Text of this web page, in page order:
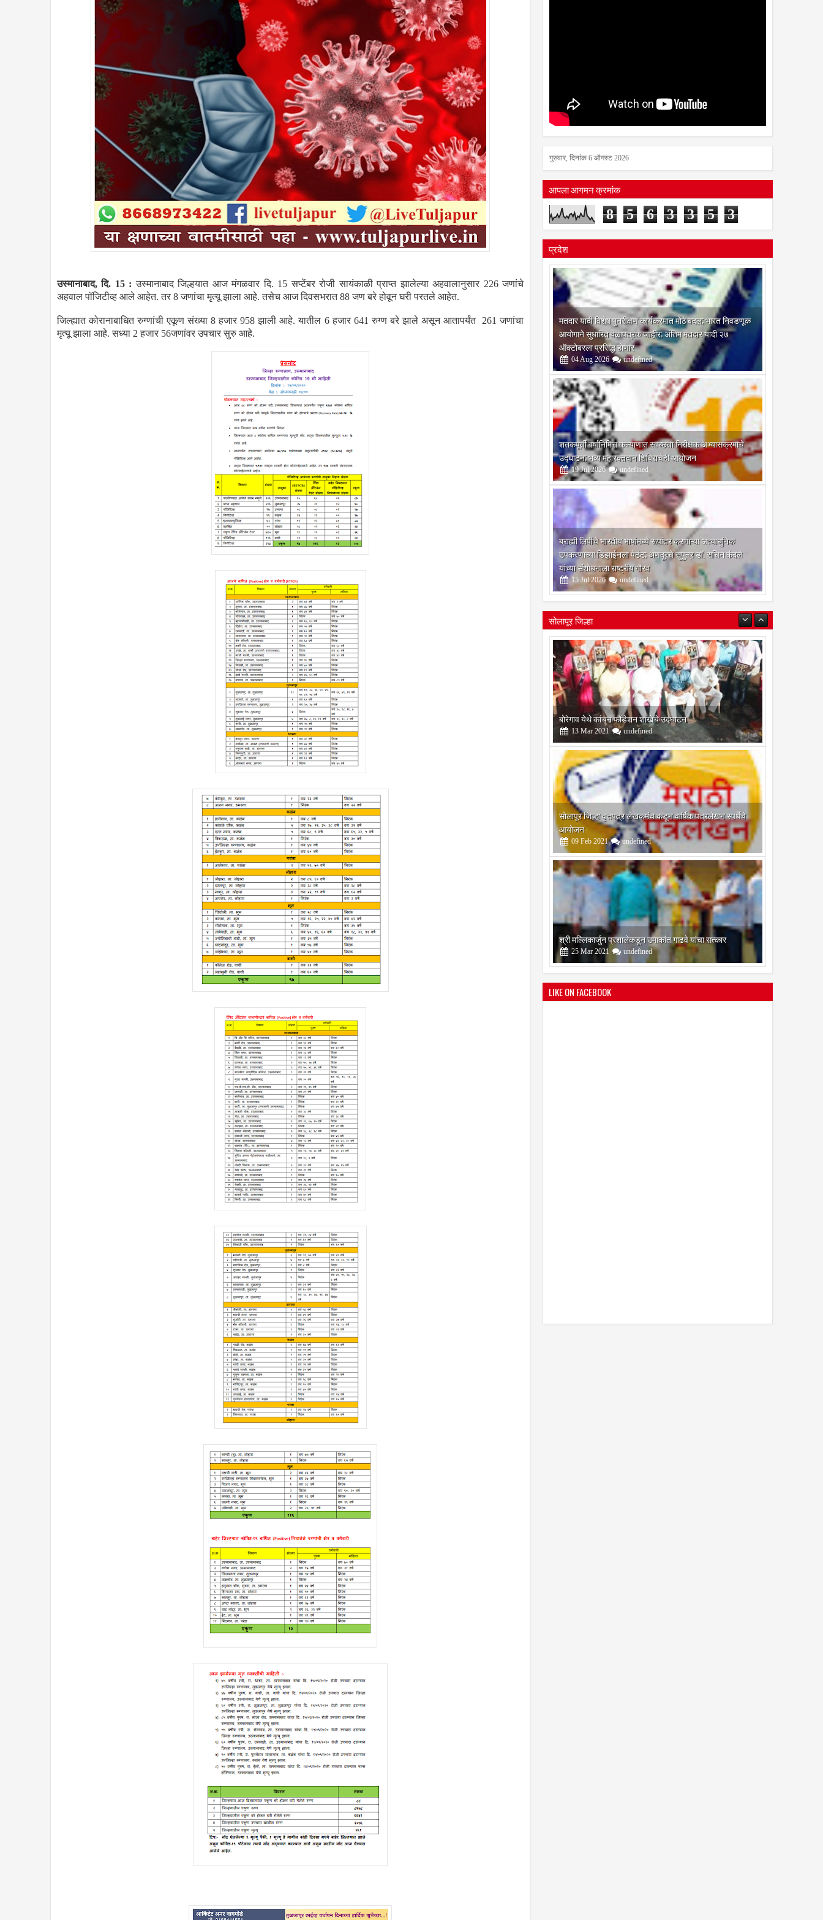
उस्मानाबाद, दि. 15 :उस्मानाबाद जिल्हयात आज मंगळवार दि. 15 सप्टेंबर रोजी सायंकाळी प्राप्त झालेल्या अहवालानुसार 226 जणांचे
अहवाल पॉजिटीव्ह आले आहेत. तर 8 जणांचा मृत्यू झाला आहे. तसेच आज दिवसभरात 88 जण बरे होवून घरी परतले आहेत.
जिल्ह्यात कोरानाबाधित रुग्णांची एकूण संख्या 8 हजार 958 झाली आहे. यातील 6 हजार 641 रुग्ण बरे झाले असून आतापर्यंत 261 जणांचा
मृत्यू झाला आहे. सध्या 2 हजार 56जणांवर उपचार सुरु आहे.
गुरुवार, दिनांक 6 ऑगस्ट 2026
आपला आगमन क्रमांक
8 5 6 3 3 5 3
प्रदेश
मतदार यादी विशेष पुनरीक्षण कार्यक्रमात मोठे बदल; भारत निवडणूक
आयोगाने सुधारित वेळापत्रक जाहीर; अंतिम मतदार यादी २७
ऑक्टोबरला प्रसिद्ध होणार
04 Aug 2026 undefined
शतकपूर्ती वर्षानिमित्त कल्याणात स्वच्छता निरीक्षक अभ्यासक्रमाचे
उद्घाटन; भव्य महारक्तदान शिबिराचेही आयोजन
19 Jul 2026 undefined
ब्राह्मी लिपीचे भारतीय भाषांमध्ये रूपांतर करणाऱ्या अत्याधुनिक
उपकरणाच्या डिझाईनला पेटंट; अणदूरचे सुपुत्र डॉ. सचिन कंदले
यांच्या संशोधनाला राष्ट्रीय गौरव
15 Jul 2026 undefined
सोलापूर जिल्हा
बोरेगाव येथे कांचन फौंडेशन शाखेचे उद्घाटन
13 Mar 2021 undefined
सोलापूर जिल्हा वृत्तपत्र लेखकमंच कडून वार्षिक पत्रलेखन स्पर्धेचे
आयोजन
09 Feb 2021 undefined
श्री मल्लिकार्जुन प्रशालेकडून उमाकांत गाढवे यांचा सत्कार
25 Mar 2021 undefined
LIKE ON FACEBOOK